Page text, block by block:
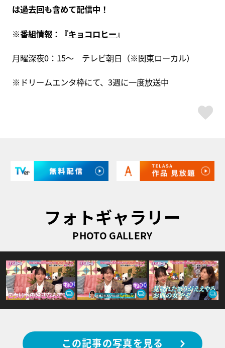
は過去回も含めて配信中！
※番組情報：『キョコロヒー』
月曜深夜0：15～ テレビ朝日（※関東ローカル）
※ドリームエンタ枠にて、3週に一度放送中
フォトギャラリー
PHOTO GALLERY
この記事の写真を見る